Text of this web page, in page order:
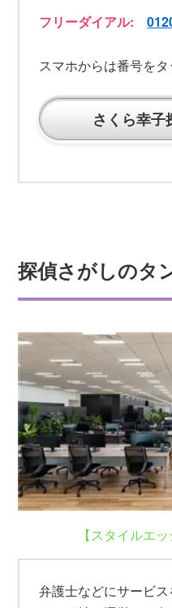
フリーダイアル:
スマホからは番号をタ
さくら幸子
探偵さがしのタ
【スタイルエ
弁護士などにサービ